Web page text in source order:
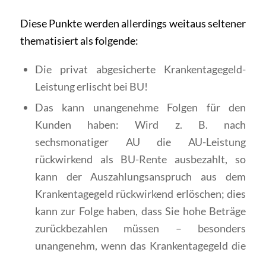
Diese Punkte werden allerdings weitaus seltener
thematisiert als folgende:
Die privat abgesicherte Krankentagegeld-
Leistung erlischt bei BU!
Das kann unangenehme Folgen für den
Kunden haben: Wird z. B. nach
sechsmonatiger AU die AU-Leistung
rückwirkend als BU-Rente ausbezahlt, so
kann der Auszahlungsanspruch aus dem
Krankentagegeld rückwirkend erlöschen; dies
kann zur Folge haben, dass Sie hohe Beträge
zurückbezahlen müssen – besonders
unangenehm, wenn das Krankentagegeld die